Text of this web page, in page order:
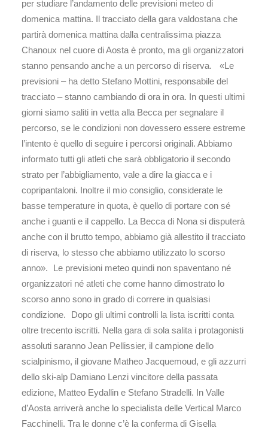
per studiare l’andamento delle previsioni meteo di
domenica mattina. Il tracciato della gara valdostana che
partirà domenica mattina dalla centralissima piazza
Chanoux nel cuore di Aosta è pronto, ma gli organizzatori
stanno pensando anche a un percorso di riserva. «Le
previsioni – ha detto Stefano Mottini, responsabile del
tracciato – stanno cambiando di ora in ora. In questi ultimi
giorni siamo saliti in vetta alla Becca per segnalare il
percorso, se le condizioni non dovessero essere estreme
l’intento è quello di seguire i percorsi originali. Abbiamo
informato tutti gli atleti che sarà obbligatorio il secondo
strato per l’abbigliamento, vale a dire la giacca e i
copripantaloni. Inoltre il mio consiglio, considerate le
basse temperature in quota, è quello di portare con sé
anche i guanti e il cappello. La Becca di Nona si disputerà
anche con il brutto tempo, abbiamo già allestito il tracciato
di riserva, lo stesso che abbiamo utilizzato lo scorso
anno». Le previsioni meteo quindi non spaventano né
organizzatori né atleti che come hanno dimostrato lo
scorso anno sono in grado di correre in qualsiasi
condizione. Dopo gli ultimi controlli la lista iscritti conta
oltre trecento iscritti. Nella gara di sola salita i protagonisti
assoluti saranno Jean Pellissier, il campione dello
scialpinismo, il giovane Matheo Jacquemoud, e gli azzurri
dello ski-alp Damiano Lenzi vincitore della passata
edizione, Matteo Eydallin e Stefano Stradelli. In Valle
d’Aosta arriverà anche lo specialista delle Vertical Marco
Facchinelli. Tra le donne c’è la conferma di Gisella